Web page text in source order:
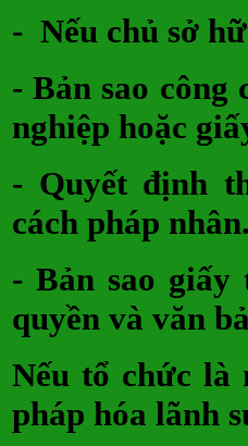
- Nếu chủ sở
- Bản sao công
nghiệp hoặc
- Quyết định
cách pháp
- Bản sao
quyền và văn
Nếu tổ chức là
pháp hóa lãnh